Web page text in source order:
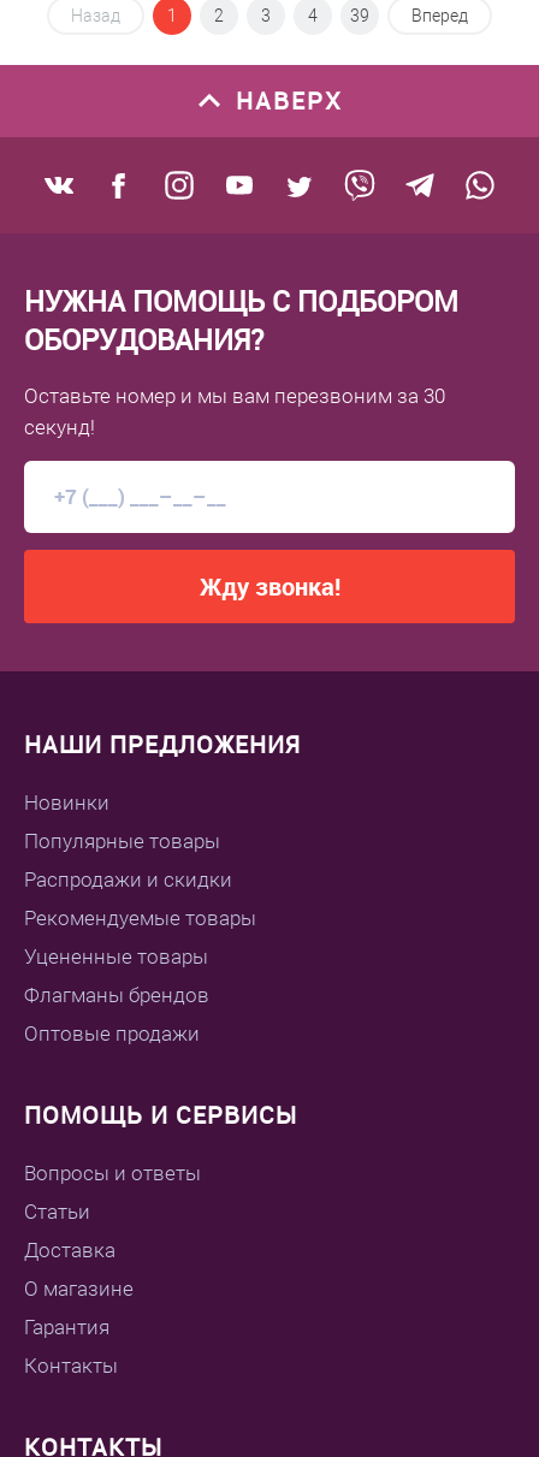
Назад 1 2 3 4 39 Вперед
НАВЕРХ
НУЖНА ПОМОЩЬ С ПОДБОРОМ
ОБОРУДОВАНИЯ?
Оставьте номер и мы вам перезвоним за 30
секунд!
Жду звонка!
НАШИ ПРЕДЛОЖЕНИЯ
Новинки
Популярные товары
Распродажи и скидки
Рекомендуемые товары
Уцененные товары
Флагманы брендов
Оптовые продажи
ПОМОЩЬ И СЕРВИСЫ
Вопросы и ответы
Статьи
Доставка
О магазине
Гарантия
Контакты
КОНТАКТЫ